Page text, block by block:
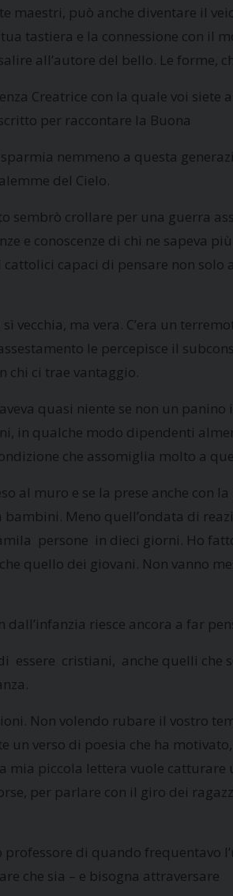
maestri, può anche diventare il
tastiera e la connessione con il
all’autore del bello. Le forme,
Creatrice con la quale voi
per raccontare la Buona
nemmeno a questa
del Cielo.
crollare per una guerra
e conoscenze di chi ne sapeva
capaci di pensare non
ma vera. C’era un
le percepisce il
chi ci trae vantaggio.
quasi niente se non un panino
in qualche modo dipendenti
che assomiglia molto a
muro e se la prese anche con
Meno quell’ondata di
persone in dieci giorni. Ho
quello dei giovani. Non vanno
riesce ancora a far
essere cristiani, anche quelli che
Non volendo rubare il vostro
verso di poesia che ha motivato,
mia piccola lettera vuole
per parlare con il giro dei
di quando frequentavo
che sia – e bisogna attraversare